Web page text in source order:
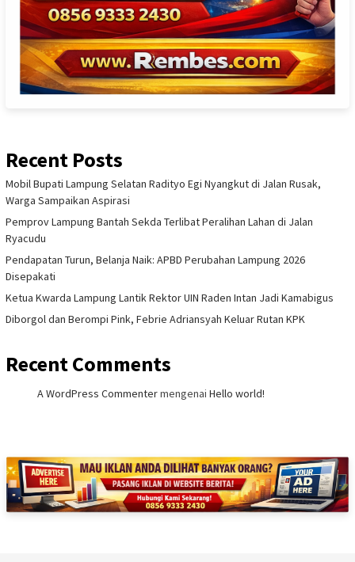
Recent Posts
Mobil Bupati Lampung Selatan Radityo Egi Nyangkut di Jalan Rusak,
Warga Sampaikan Aspirasi
Pemprov Lampung Bantah Sekda Terlibat Peralihan Lahan di Jalan
Ryacudu
Pendapatan Turun, Belanja Naik: APBD Perubahan Lampung 2026
Disepakati
Ketua Kwarda Lampung Lantik Rektor UIN Raden Intan Jadi Kamabigus
Diborgol dan Berompi Pink, Febrie Adriansyah Keluar Rutan KPK
Recent Comments
A WordPress Commentermengenai Hello world!